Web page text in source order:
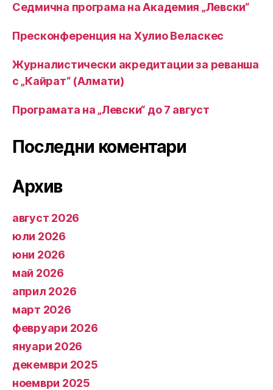
Седмична програма на Академия „Левски“
Пресконференция на Хулио Веласкес
Журналистически акредитации за реванша
с „Кайрат“ (Алмати)
Програмата на „Левски“ до 7 август
Последни коментари
Архив
август 2026
юли 2026
юни 2026
май 2026
април 2026
март 2026
февруари 2026
януари 2026
декември 2025
ноември 2025